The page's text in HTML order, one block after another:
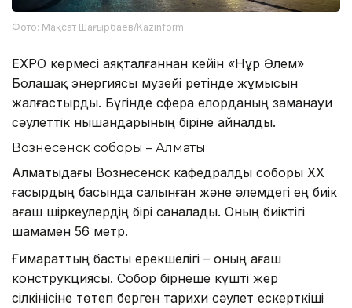
Фото: Мақсат Шағырбаев/Kazinform
EXPO көрмесі аяқталғаннан кейін «Нұр Әлем»
Болашақ энергиясы музейі ретінде жұмысын
жалғастырды. Бүгінде сфера елорданың заманауи
сәулеттік нышандарының біріне айналды.
Вознесенск соборы – Алматы
Алматыдағы Вознесенск кафедралды соборы ХХ
ғасырдың басында салынған және әлемдегі ең биік
ағаш шіркеулердің бірі саналады. Оның биіктігі
шамамен 56 метр.
Ғимараттың басты ерекшелігі – оның ағаш
конструкциясы. Собор бірнеше күшті жер
сілкінісіне төтеп берген тарихи сәулет ескерткіші